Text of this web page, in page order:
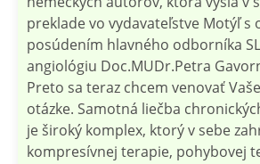
preklade vo vydavateľstve Motýľ s
posúdením hlavného odborníka
angiológiu Doc.MUDr.Petra
Preto sa teraz chcem venovať
otázke. Samotná liečba
je široký komplex, ktorý v sebe
kompresívnej terapie, pohybovej